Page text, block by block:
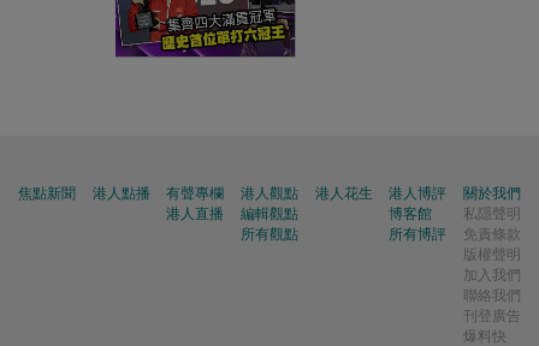
焦點新聞 港人點播
有聲專欄
港人直播
港人觀點
編輯觀點
所有觀點
港人花生
港人博評
博客館
所有博評
關於我們
私隱聲明
免責條款
版權聲明
加入我們
聯絡我們
刊登廣告
爆料快